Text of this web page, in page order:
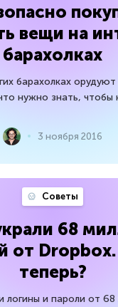
вещи на
барахолках
барахолках
нужно знать, чтобы
3 ноября 2016
Советы
68
от
теперь?
логины и пароли от